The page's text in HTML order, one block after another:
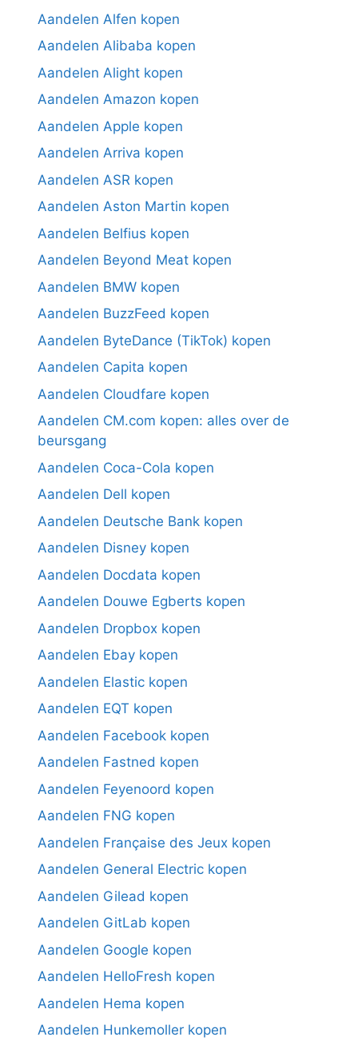
Aandelen Alfen kopen
Aandelen Alibaba kopen
Aandelen Alight kopen
Aandelen Amazon kopen
Aandelen Apple kopen
Aandelen Arriva kopen
Aandelen ASR kopen
Aandelen Aston Martin kopen
Aandelen Belfius kopen
Aandelen Beyond Meat kopen
Aandelen BMW kopen
Aandelen BuzzFeed kopen
Aandelen ByteDance (TikTok) kopen
Aandelen Capita kopen
Aandelen Cloudfare kopen
Aandelen CM.com kopen: alles over de
beursgang
Aandelen Coca-Cola kopen
Aandelen Dell kopen
Aandelen Deutsche Bank kopen
Aandelen Disney kopen
Aandelen Docdata kopen
Aandelen Douwe Egberts kopen
Aandelen Dropbox kopen
Aandelen Ebay kopen
Aandelen Elastic kopen
Aandelen EQT kopen
Aandelen Facebook kopen
Aandelen Fastned kopen
Aandelen Feyenoord kopen
Aandelen FNG kopen
Aandelen Française des Jeux kopen
Aandelen General Electric kopen
Aandelen Gilead kopen
Aandelen GitLab kopen
Aandelen Google kopen
Aandelen HelloFresh kopen
Aandelen Hema kopen
Aandelen Hunkemoller kopen